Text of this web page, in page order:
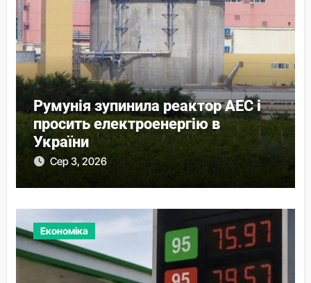
Румунія зупинила реактор АЕС і
просить електроенергію в
України
Сер 3, 2026
Економіка